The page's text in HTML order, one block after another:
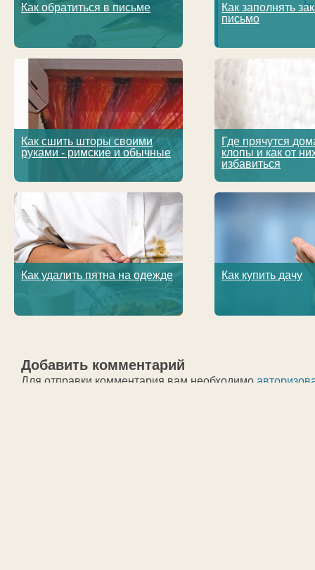
Как обратиться в письме
Как заполнять
письмо
Как сшить шторы своими
руками - римские и обычные
Где прячутся
клопы и как от
избавиться
Как удалить пятна на одежде Как купить дачу
Добавить комментарий
Для отправки комментария вам необходимо